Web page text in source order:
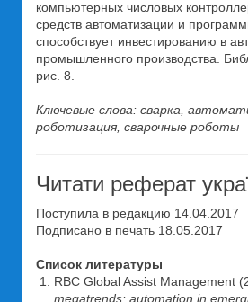
компьютерных числовых
средств автоматизации и
способствует инвестированию в
промышленного производства.
рис. 8.
Ключевые слова: сварка,
роботизация, сварочные роботы
Читати реферат
Поступила в редакцию 14.04.2017
Подписано в печать 18.05.2017
Список литературы
RBC Global Assist Management
megatrends: automation in